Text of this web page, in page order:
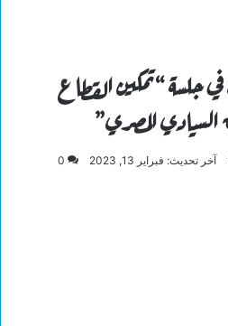
جلسة “تمكين القطاع
المصري”
آخر تحديث: فبراير 13, 2023 0